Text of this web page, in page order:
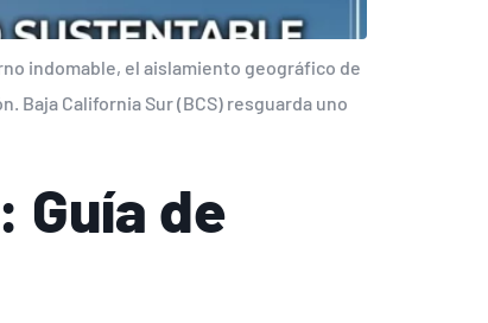
indomable, el aislamiento geográfico de
Baja California Sur (BCS) resguarda uno
Guía de